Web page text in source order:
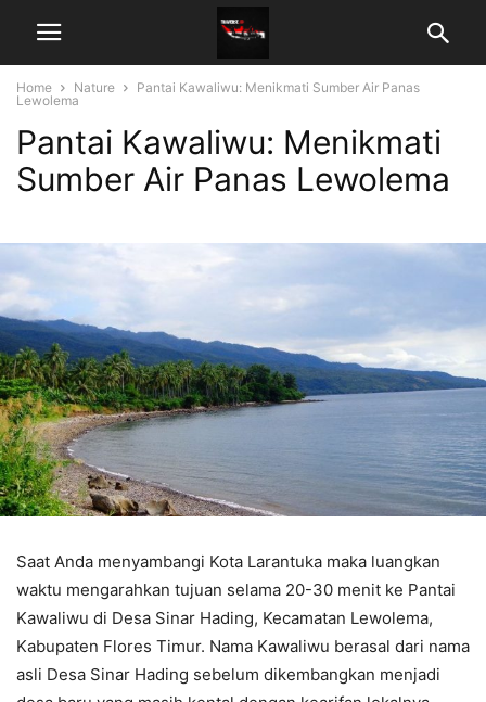
Home Nature
Pantai Kawaliwu: Menikmati Sumber Air Panas
Lewolema
Pantai Kawaliwu: Menikmati
Sumber Air Panas Lewolema
Saat Anda menyambangi Kota Larantuka maka luangkan
waktu mengarahkan tujuan selama 20-30 menit ke Pantai
Kawaliwu di Desa Sinar Hading, Kecamatan Lewolema,
Kabupaten Flores Timur. Nama Kawaliwu berasal dari nama
asli Desa Sinar Hading sebelum dikembangkan menjadi